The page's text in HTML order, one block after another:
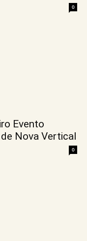
0
Evento
Nova Vertical
0